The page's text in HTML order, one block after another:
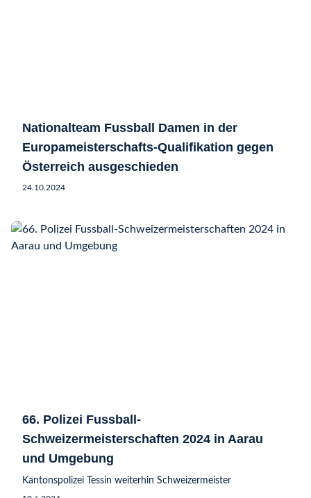
Nationalteam Fussball Damen in der
Europameisterschafts-Qualifikation gegen
Österreich ausgeschieden
24.10.2024
66. Polizei Fussball-
Schweizermeisterschaften 2024 in Aarau
und Umgebung
Kantonspolizei Tessin weiterhin Schweizermeister